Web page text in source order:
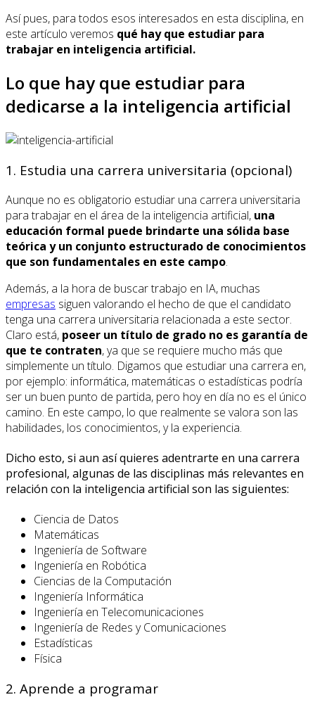
Así pues, para todos esos interesados en esta disciplina, en
este artículo veremos qué hay que estudiar para
trabajar en inteligencia artificial.
Lo que hay que estudiar para
dedicarse a la inteligencia artificial
1. Estudia una carrera universitaria (opcional)
Aunque no es obligatorio estudiar una carrera universitaria
para trabajar en el área de la inteligencia artificial, una
educación formal puede brindarte una sólida base
teórica y un conjunto estructurado de conocimientos
que son fundamentales en este campo.
Además, a la hora de buscar trabajo en IA, muchas
empresas siguen valorando el hecho de que el candidato
tenga una carrera universitaria relacionada a este sector.
Claro está, poseer un título de grado no es garantía de
que te contraten, ya que se requiere mucho más que
simplemente un título. Digamos que estudiar una carrera en,
por ejemplo: informática, matemáticas o estadísticas podría
ser un buen punto de partida, pero hoy en día no es el único
camino. En este campo, lo que realmente se valora son las
habilidades, los conocimientos, y la experiencia.
Dicho esto, si aun así quieres adentrarte en una carrera
profesional, algunas de las disciplinas más relevantes en
relación con la inteligencia artificial son las siguientes:
Ciencia de Datos
Matemáticas
Ingeniería de Software
Ingeniería en Robótica
Ciencias de la Computación
Ingeniería Informática
Ingeniería en Telecomunicaciones
Ingeniería de Redes y Comunicaciones
Estadísticas
Física
2. Aprende a programar